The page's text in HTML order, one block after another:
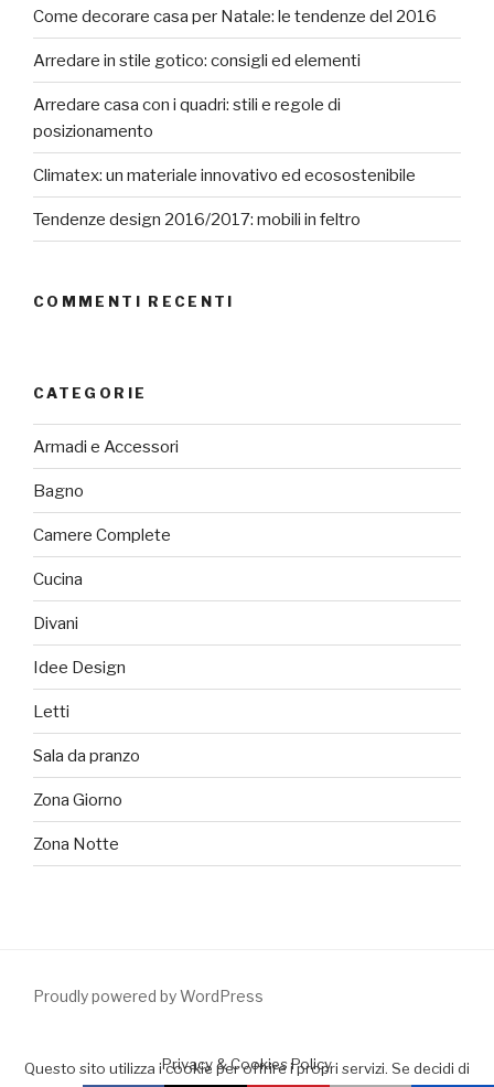
Come decorare casa per Natale: le tendenze del 2016
Arredare in stile gotico: consigli ed elementi
Arredare casa con i quadri: stili e regole di
posizionamento
Climatex: un materiale innovativo ed ecosostenibile
Tendenze design 2016/2017: mobili in feltro
COMMENTI RECENTI
CATEGORIE
Armadi e Accessori
Bagno
Camere Complete
Cucina
Divani
Idee Design
Letti
Sala da pranzo
Zona Giorno
Zona Notte
Proudly powered by WordPress
Questo sito utilizza i cookie per offrire i propri servizi. Se decidi di
Privacy & Cookies Policy